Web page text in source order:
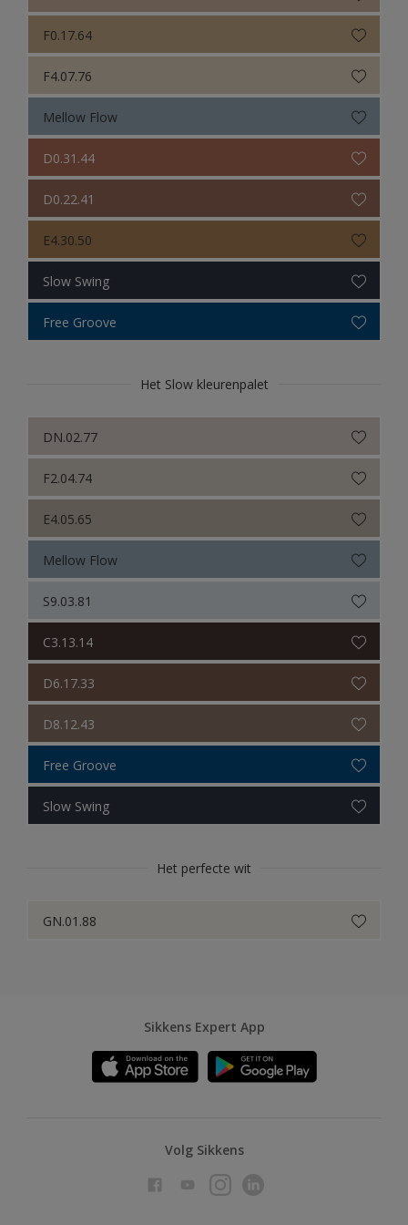
F0.17.64
F4.07.76
Mellow Flow
D0.31.44
D0.22.41
E4.30.50
Slow Swing
Free Groove
Het Slow kleurenpalet
DN.02.77
F2.04.74
E4.05.65
Mellow Flow
S9.03.81
C3.13.14
D6.17.33
D8.12.43
Free Groove
Slow Swing
Het perfecte wit
GN.01.88
Sikkens Expert App
Volg Sikkens